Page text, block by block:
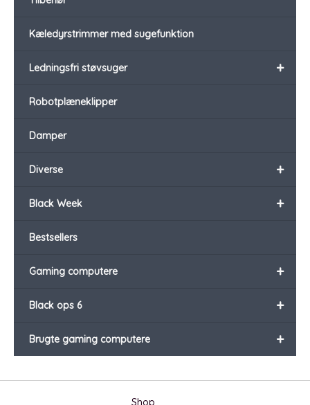
Kæledyrstrimmer med sugefunktion
+
Ledningsfri støvsuger
Robotplæneklipper
Damper
+
Diverse
+
Black Week
Bestsellers
+
Gaming computere
+
Black ops 6
+
Brugte gaming computere
Shop